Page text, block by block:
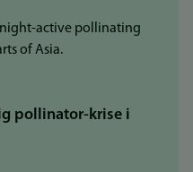
pollinator-krise i